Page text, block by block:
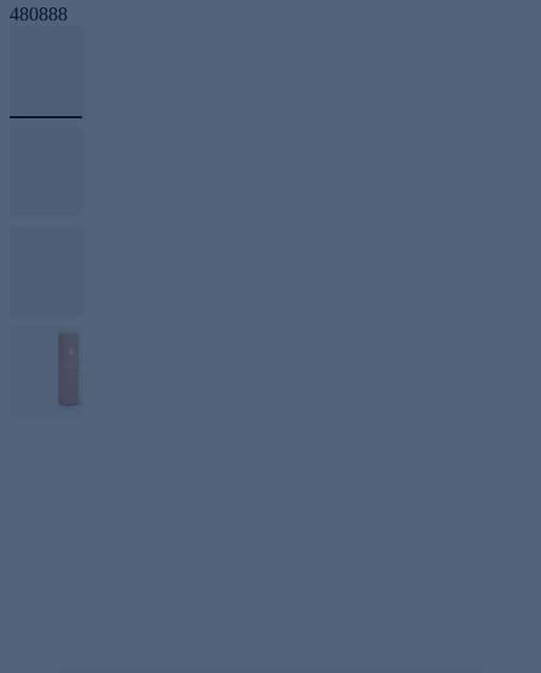
480888